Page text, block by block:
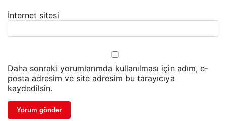
İnternet sitesi
Daha sonraki yorumlarımda kullanılması için adım, e-
posta adresim ve site adresim bu tarayıcıya
kaydedilsin.